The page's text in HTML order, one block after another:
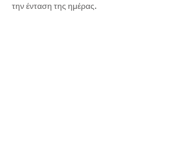
την ένταση της ημέρας.